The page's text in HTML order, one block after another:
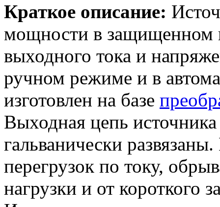
Краткое описание:
мощности в защищенном
выходного тока и
ручном режиме и в
изготовлен на базе
Выходная цепь источника
гальванически
перегрузок по току,
нагрузки и от короткого